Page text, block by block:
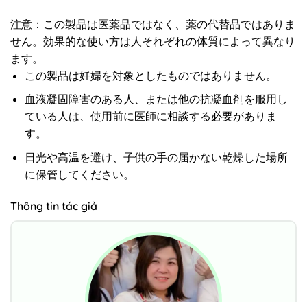
注意：この製品は医薬品ではなく、薬の代替品ではありま
せん。効果的な使い方は人それぞれの体質によって異なり
ます。
この製品は妊婦を対象としたものではありません。
血液凝固障害のある人、または他の抗凝血剤を服用し
ている人は、使用前に医師に相談する必要がありま
す。
日光や高温を避け、子供の手の届かない乾燥した場所
に保管してください。
Thông tin tác giả